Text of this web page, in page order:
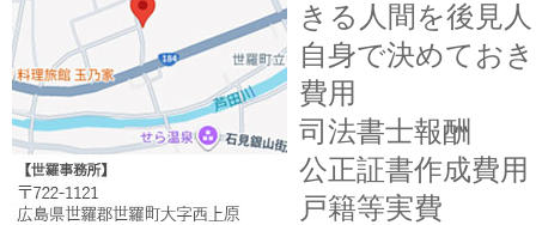
きる人間を後見
自身で決めてお
費用
司法書士報
公正証書作成
戸籍等実